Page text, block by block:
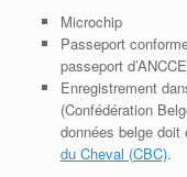
Microchip
Passeport
passeport
Enregistrement
(Confédération
données belge doit
du Cheval (CBC).